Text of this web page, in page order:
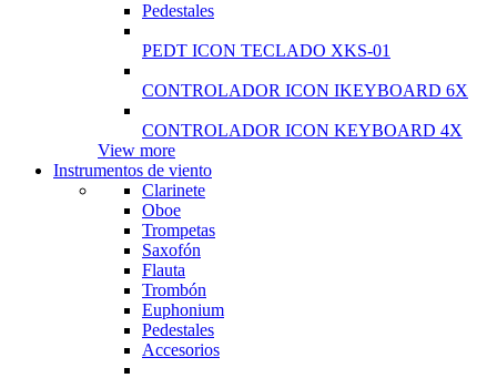
Pedestales
PEDT ICON TECLADO XKS-01
CONTROLADOR ICON IKEYBOARD 6X
CONTROLADOR ICON KEYBOARD 4X
View more
Instrumentos de viento
Clarinete
Oboe
Trompetas
Saxofón
Flauta
Trombón
Euphonium
Pedestales
Accesorios